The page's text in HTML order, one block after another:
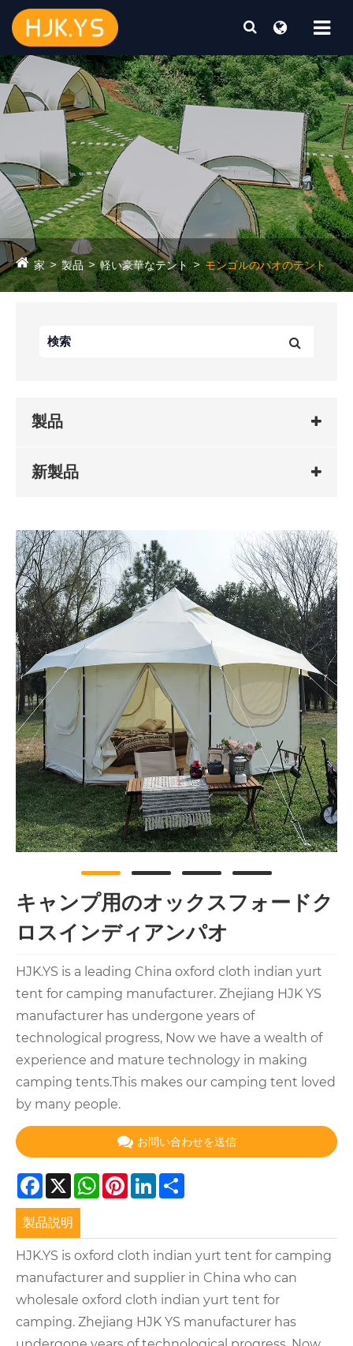
家 製品 軽い豪華なテント モンゴルのパオのテント
製品
新製品
キャンプ用のオックスフォードク
ロスインディアンパオ
HJK.YS is a leading China oxford cloth indian yurt
tent for camping manufacturer. Zhejiang HJK YS
manufacturer has undergone years of
technological progress, Now we have a wealth of
experience and mature technology in making
camping tents.This makes our camping tent loved
by many people.
お問い合わせを送信
Facebook
X WhatsApp
Pinterest
LinkedIn
製品説明
HJK.YS is oxford cloth indian yurt tent for camping
manufacturer and supplier in China who can
wholesale oxford cloth indian yurt tent for
camping. Zhejiang HJK YS manufacturer has